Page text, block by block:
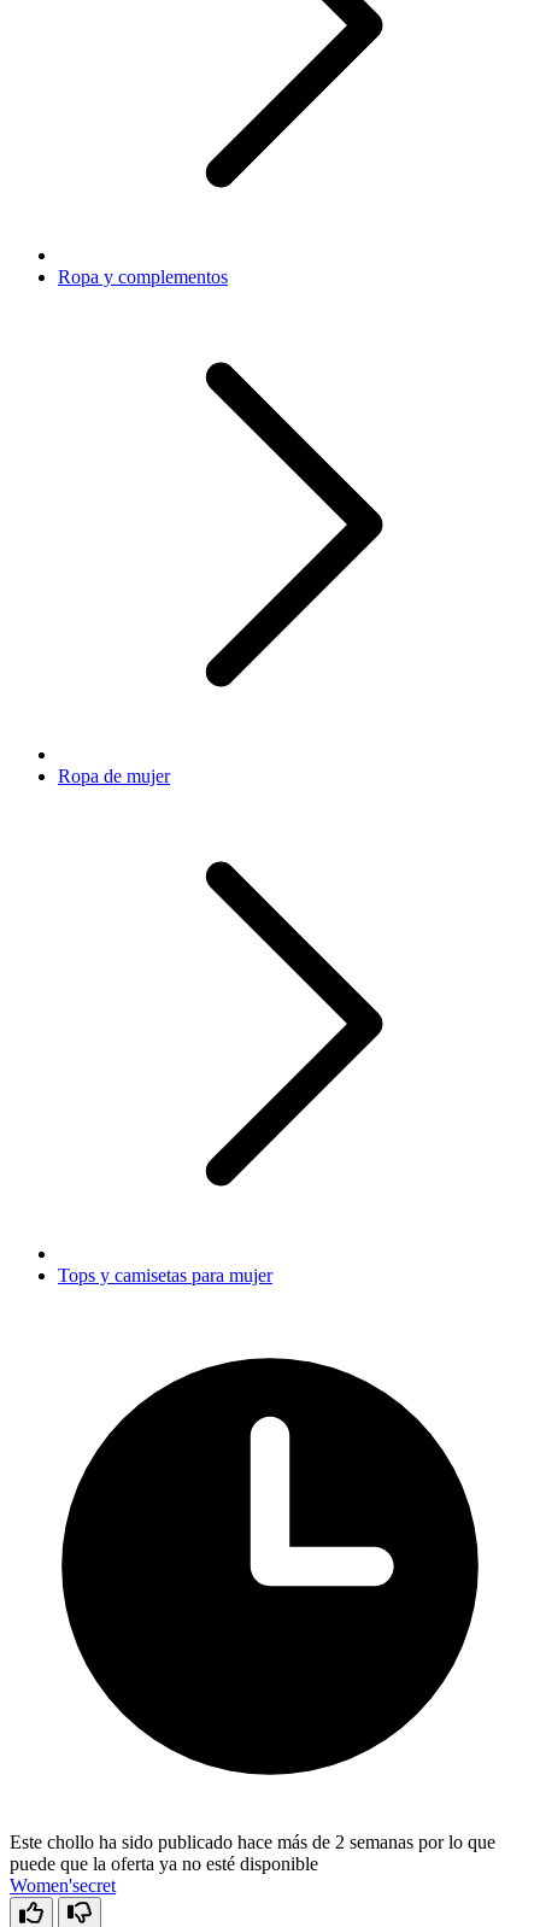
Ropa y complementos
Ropa de mujer
Tops y camisetas para mujer
Este chollo ha sido publicado hace más de 2 semanas por lo que
puede que la oferta ya no esté disponible
Women'secret